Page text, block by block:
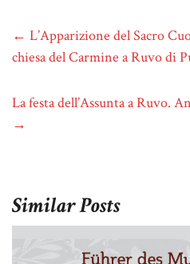
← L’Apparizione del Sacro
chiesa del Carmine a Ruvo di
La festa dell’Assunta a Ruvo.
→
Similar Posts